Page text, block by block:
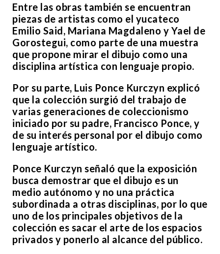
Entre las obras también se encuentran
piezas de artistas como el yucateco
Emilio Said, Mariana Magdaleno y Yael de
Gorostegui, como parte de una muestra
que propone mirar el dibujo como una
disciplina artística con lenguaje propio.
Por su parte, Luis Ponce Kurczyn explicó
que la colección surgió del trabajo de
varias generaciones de coleccionismo
iniciado por su padre, Francisco Ponce, y
de su interés personal por el dibujo como
lenguaje artístico.
Ponce Kurczyn señaló que la exposición
busca demostrar que el dibujo es un
medio autónomo y no una práctica
subordinada a otras disciplinas, por lo que
uno de los principales objetivos de la
colección es sacar el arte de los espacios
privados y ponerlo al alcance del público.